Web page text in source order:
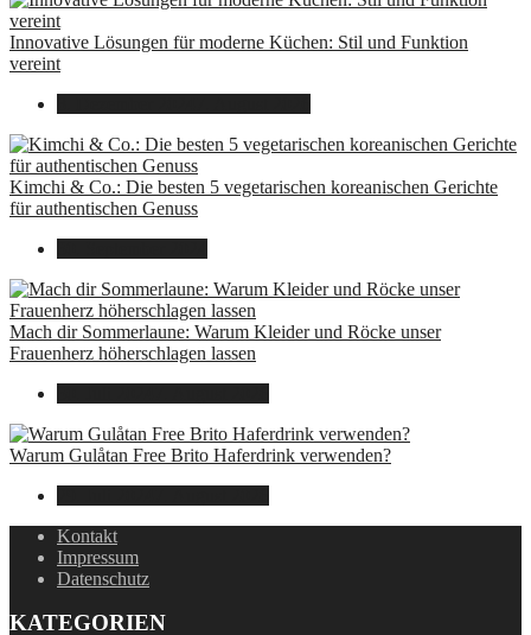
Innovative Lösungen für moderne Küchen: Stil und Funktion
vereint
Kimchi & Co.: Die besten 5 vegetarischen koreanischen Gerichte
für authentischen Genuss
Mach dir Sommerlaune: Warum Kleider und Röcke unser
Frauenherz höherschlagen lassen
Warum Gulåtan Free Brito Haferdrink verwenden?
Kontakt
Impressum
Datenschutz
KATEGORIEN